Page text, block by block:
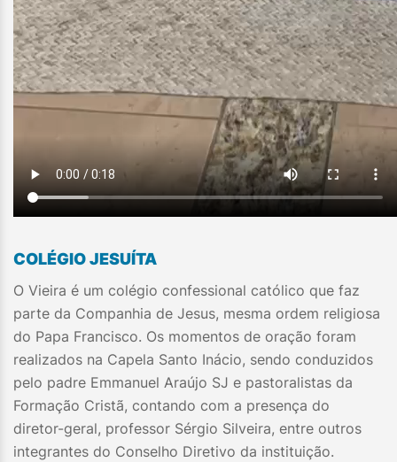
COLÉGIO JESUÍTA
O Vieira é um colégio confessional católico que faz
parte da Companhia de Jesus, mesma ordem religiosa
do Papa Francisco. Os momentos de oração foram
realizados na Capela Santo Inácio, sendo conduzidos
pelo padre Emmanuel Araújo SJ e pastoralistas da
Formação Cristã, contando com a presença do
diretor-geral, professor Sérgio Silveira, entre outros
integrantes do Conselho Diretivo da instituição.